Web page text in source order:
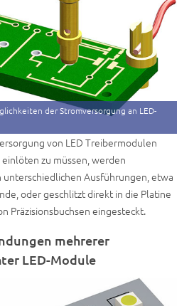
der Stromversorgung an LED-
von LED Treibermodulen
zu müssen, werden
unterschiedlichen Ausführungen, etwa
oder geschlitzt direkt in die Platine
Präzisionsbuchsen eingesteckt.
mehrerer
LED-Module